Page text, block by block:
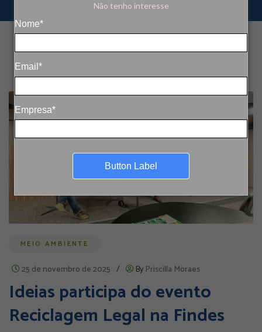
Não tenho interesse
Nome*
Email*
Empresa*
Button Label
MEIO AMBIENTE
25 de novembro de 2025 / By Priscilla Moraes
Ideias participa do evento
Reciclagem Legal na Findes